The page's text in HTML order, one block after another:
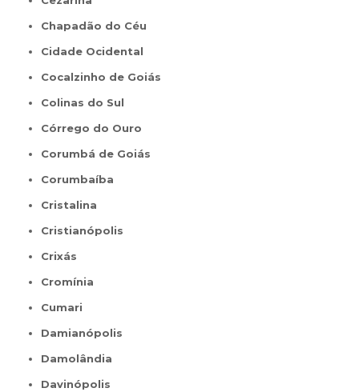
Chapadão do Céu
Cidade Ocidental
Cocalzinho de Goiás
Colinas do Sul
Córrego do Ouro
Corumbá de Goiás
Corumbaíba
Cristalina
Cristianópolis
Crixás
Cromínia
Cumari
Damianópolis
Damolândia
Davinópolis